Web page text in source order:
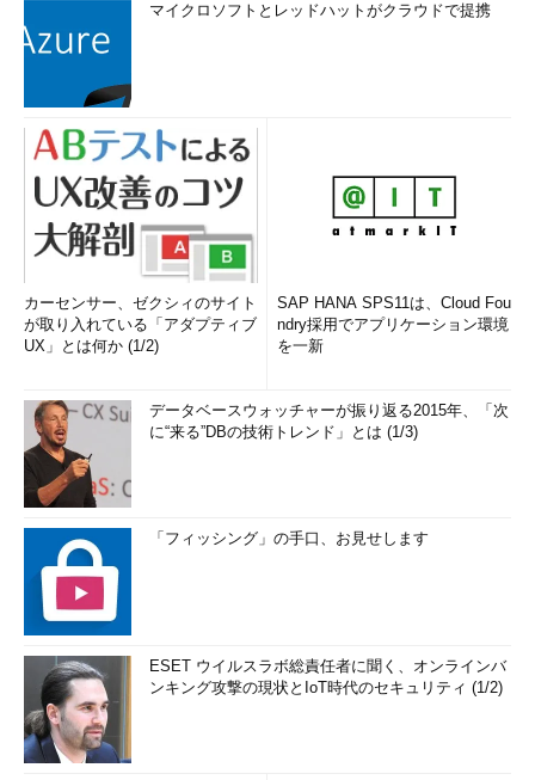
マイクロソフトとレッドハットがクラウドで提携
カーセンサー、ゼクシィのサイト
が取り入れている「アダプティブ
UX」とは何か (1/2)
SAP HANA SPS11は、Cloud Fou
ndry採用でアプリケーション環境
を一新
データベースウォッチャーが振り返る2015年、「次
に“来る”DBの技術トレンド」とは (1/3)
「フィッシング」の手口、お見せします
ESET ウイルスラボ総責任者に聞く、オンラインバ
ンキング攻撃の現状とIoT時代のセキュリティ (1/2)